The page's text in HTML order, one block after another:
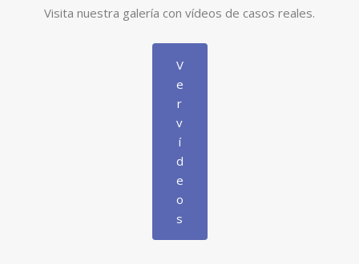
Visita nuestra galería con vídeos de casos reales.
V
e
r
v
í
d
e
o
s